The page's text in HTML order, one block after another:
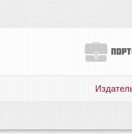
Авторам